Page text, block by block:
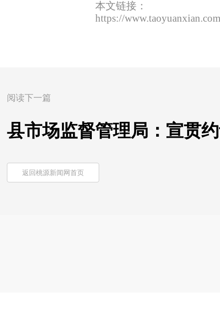
本文链接：
https://
阅读下一篇
县市场监督管理局：宣贯
返回桃源新闻网首页